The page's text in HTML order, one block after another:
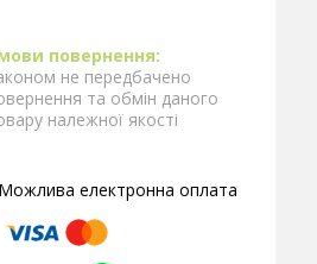
не передбачено
та обмін даного
належної якості